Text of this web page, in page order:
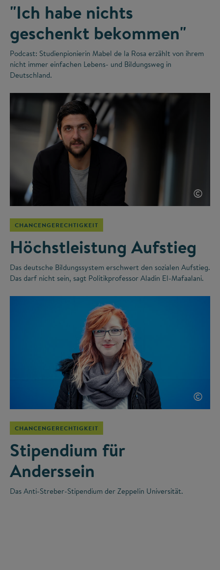
"Ich habe nichts
geschenkt bekommen"
Podcast: Studienpionierin Mabel de la Rosa erzählt von ihrem
nicht immer einfachen Lebens- und Bildungsweg in
Deutschland.
©
CHANCENGERECHTIGKEIT
Höchstleistung Aufstieg
Das deutsche Bildungssystem erschwert den sozialen Aufstieg.
Das darf nicht sein, sagt Politikprofessor Aladin El-Mafaalani.
©
CHANCENGERECHTIGKEIT
Stipendium für
Anderssein
Das Anti-Streber-Stipendium der Zeppelin Universität.